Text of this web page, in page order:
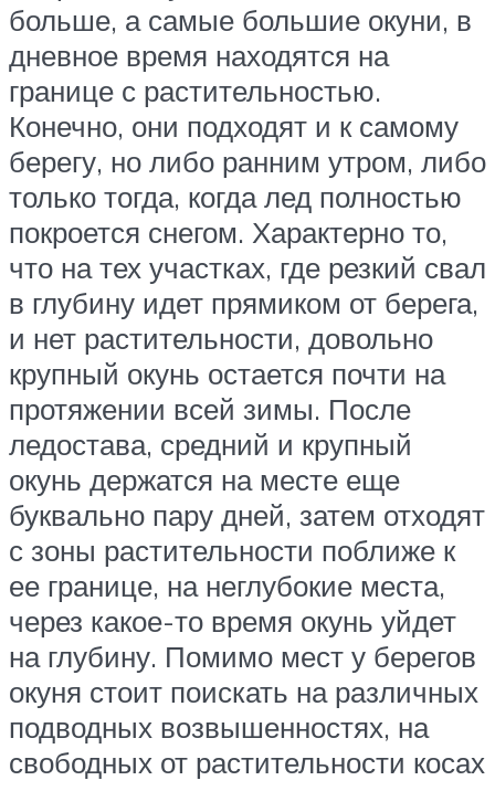
больше, а самые большие окуни, в
дневное время находятся на
границе с растительностью.
Конечно, они подходят и к самому
берегу, но либо ранним утром, либо
только тогда, когда лед полностью
покроется снегом. Характерно то,
что на тех участках, где резкий свал
в глубину идет прямиком от берега,
и нет растительности, довольно
крупный окунь остается почти на
протяжении всей зимы. После
ледостава, средний и крупный
окунь держатся на месте еще
буквально пару дней, затем отходят
с зоны растительности поближе к
ее границе, на неглубокие места,
через какое-то время окунь уйдет
на глубину. Помимо мест у берегов
окуня стоит поискать на различных
подводных возвышенностях, на
свободных от растительности косах